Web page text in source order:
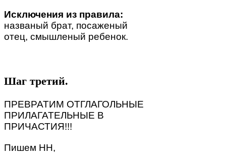
Исключения из правила:
названый брат, посаженый
отец, смышленый ребенок.
Шаг третий.
ПРЕВРАТИМ ОТГЛАГОЛЬНЫЕ
ПРИЛАГАТЕЛЬНЫЕ В
ПРИЧАСТИЯ!!!
Пишем НН,